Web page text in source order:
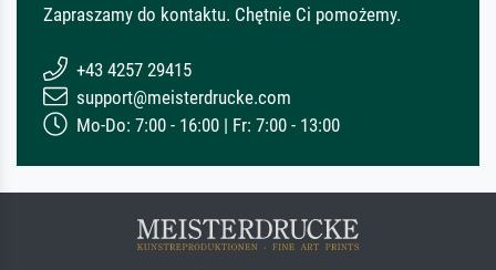
Zapraszamy do kontaktu. Chętnie Ci pomożemy.
+43 4257 29415
support@meisterdrucke.com
Mo-Do: 7:00 - 16:00 | Fr: 7:00 - 13:00